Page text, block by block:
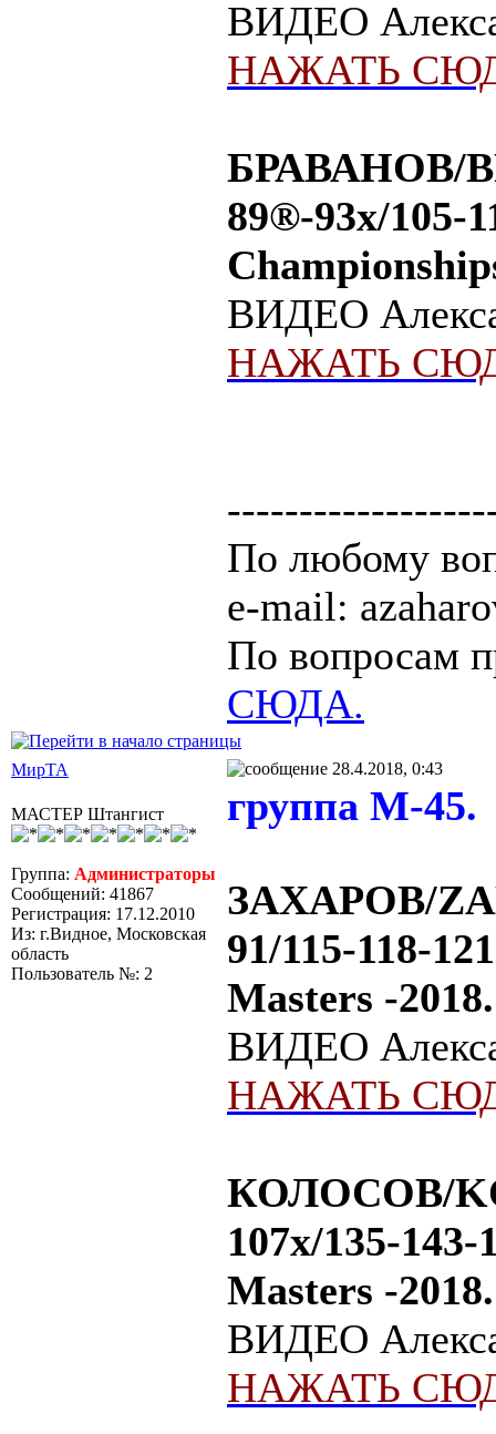
ВИДЕО
НАЖАТЬ
БРАВАНОВ/
89®-93х/105-
ВИДЕО
НАЖАТЬ
По любому
e-mail:
По вопросам
СЮДА.
МирТА 28.4.2018, 0:43
МАСТЕР Штангист
Группа: Администраторы
Сообщений: 41867
Регистрация: 17.12.2010
Из: г.Видное, Московская
область
Пользователь №: 2
группа М-45.
ЗАХАРОВ/
91/115-118-
Masters -2018.
ВИДЕО
НАЖАТЬ
КОЛОСОВ/
107х/135-
Masters -2018.
ВИДЕО
НАЖАТЬ